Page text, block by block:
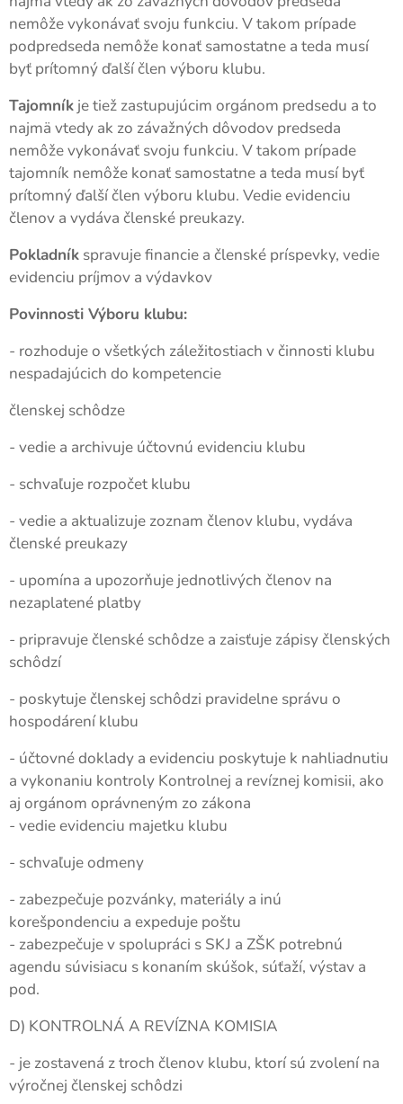
nemôže vykonávať svoju funkciu. V takom prípade
podpredseda nemôže konať samostatne a teda musí
byť prítomný ďalší člen výboru klubu.
Tajomník je tiež zastupujúcim orgánom predsedu a to
najmä vtedy ak zo závažných dôvodov predseda
nemôže vykonávať svoju funkciu. V takom prípade
tajomník nemôže konať samostatne a teda musí byť
prítomný ďalší člen výboru klubu. Vedie evidenciu
členov a vydáva členské preukazy.
Pokladník spravuje financie a členské príspevky, vedie
evidenciu príjmov a výdavkov
Povinnosti Výboru klubu:
- rozhoduje o všetkých záležitostiach v činnosti klubu
nespadajúcich do kompetencie
členskej schôdze
- vedie a archivuje účtovnú evidenciu klubu
- schvaľuje rozpočet klubu
- vedie a aktualizuje zoznam členov klubu, vydáva
členské preukazy
- upomína a upozorňuje jednotlivých členov na
nezaplatené platby
- pripravuje členské schôdze a zaisťuje zápisy členských
schôdzí
- poskytuje členskej schôdzi pravidelne správu o
hospodárení klubu
- účtovné doklady a evidenciu poskytuje k nahliadnutiu
a vykonaniu kontroly Kontrolnej a revíznej komisii, ako
aj orgánom oprávneným zo zákona
- vedie evidenciu majetku klubu
- schvaľuje odmeny
- zabezpečuje pozvánky, materiály a inú
korešpondenciu a expeduje poštu
- zabezpečuje v spolupráci s SKJ a ZŠK potrebnú
agendu súvisiacu s konaním skúšok, súťaží, výstav a
pod.
D) KONTROLNÁ A REVÍZNA KOMISIA
- je zostavená z troch členov klubu, ktorí sú zvolení na
výročnej členskej schôdzi